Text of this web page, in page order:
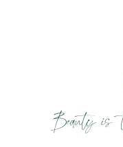
Beauty is